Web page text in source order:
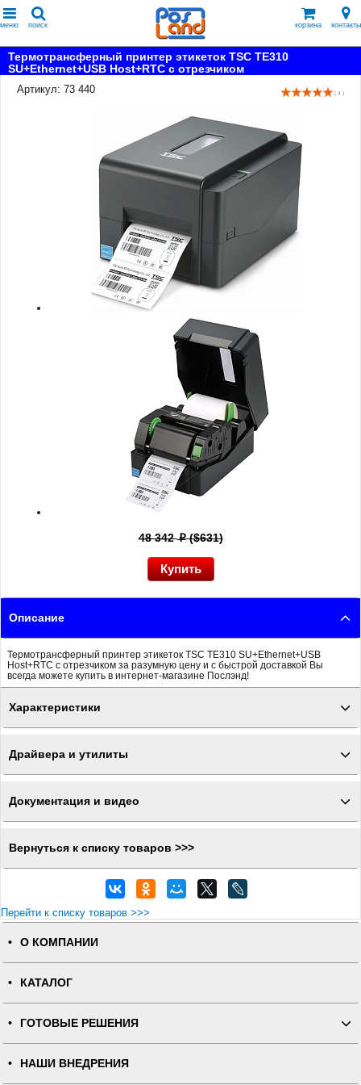
меню поиск корзина контакты
Термотрансферный принтер этикеток TSC TE310
SU+Ethernet+USB Host+RTC с отрезчиком
Артикул: 73 440
( 4 )
48 342p($631)
Описание
Термотрансферный принтер этикеток TSC TE310 SU+Ethernet+USB
Host+RTC с отрезчиком за разумную цену и с быстрой доставкой Вы
всегда можете купить в интернет-магазине Послэнд!
Характеристики
Драйвера и утилиты
Документация и видео
Вернуться к списку товаров >>>
Перейти к списку товаров >>>
О КОМПАНИИ
КАТАЛОГ
ГОТОВЫЕ РЕШЕНИЯ
НАШИ ВНЕДРЕНИЯ